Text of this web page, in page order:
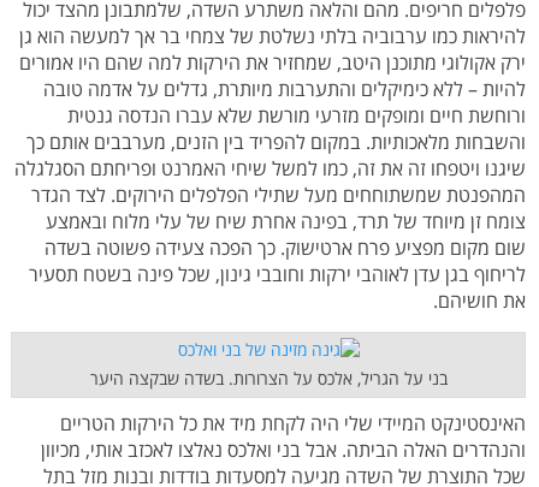
פלפלים חריפים. מהם והלאה משתרע השדה, שלמתבונן מהצד יכול
להיראות כמו ערבוביה בלתי נשלטת של צמחי בר אך למעשה הוא גן
ירק אקולוגי מתוכנן היטב, שמחזיר את הירקות למה שהם היו אמורים
להיות – ללא כימיקלים והתערבות מיותרת, גדלים על אדמה טובה
ורוחשת חיים ומופקים מזרעי מורשת שלא עברו הנדסה גנטית
והשבחות מלאכותיות. במקום להפריד בין הזנים, מערבבים אותם כך
שיגנו ויטפחו זה את זה, כמו למשל שיחי האמרנט ופריחתם הסגלגלה
המהפנטת שמשתוחחים מעל שתילי הפלפלים הירוקים. לצד הגדר
צומח זן מיוחד של תרד, בפינה אחרת שיח של עלי מלוח ובאמצע
שום מקום מפציע פרח ארטישוק. כך הפכה צעידה פשוטה בשדה
לריחוף בגן עדן לאוהבי ירקות וחובבי גינון, שכל פינה בשטח תסעיר
את חושיהם.
בני על הגריל, אלכס על הצרורות. בשדה שבקצה היער
האינסטינקט המיידי שלי היה לקחת מיד את כל הירקות הטריים
והנהדרים האלה הביתה. אבל בני ואלכס נאלצו לאכזב אותי, מכיוון
שכל התוצרת של השדה מגיעה למסעדות בודדות ובנות מזל בתל